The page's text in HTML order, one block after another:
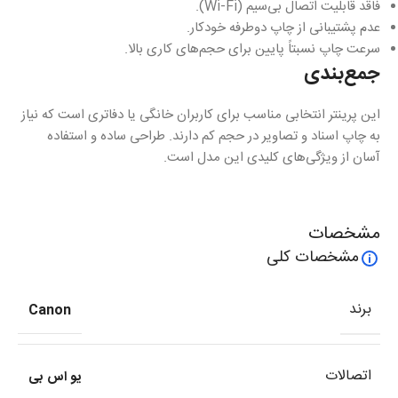
فاقد قابلیت اتصال بی‌سیم (Wi-Fi).
عدم پشتیبانی از چاپ دوطرفه خودکار.
سرعت چاپ نسبتاً پایین برای حجم‌های کاری بالا.
جمع‌بندی
این پرینتر انتخابی مناسب برای کاربران خانگی یا دفاتری است که نیاز
به چاپ اسناد و تصاویر در حجم کم دارند. طراحی ساده و استفاده
آسان از ویژگی‌های کلیدی این مدل است.
مشخصات
مشخصات کلی
برند Canon
اتصالات یو اس بی